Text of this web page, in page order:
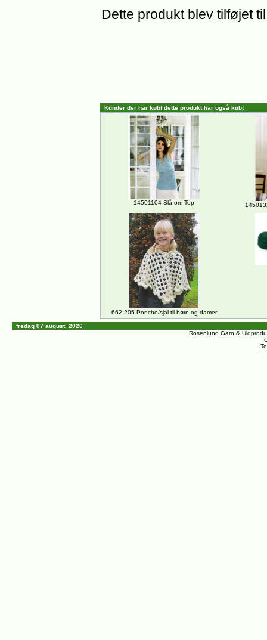
Dette produkt blev tilføjet
Kunder der har købt dette produkt har også købt
14501104 Slå om-Top
662-205 Poncho/sjal til børn og damer
fredag 07 august, 2026
Rosenlund Garn &